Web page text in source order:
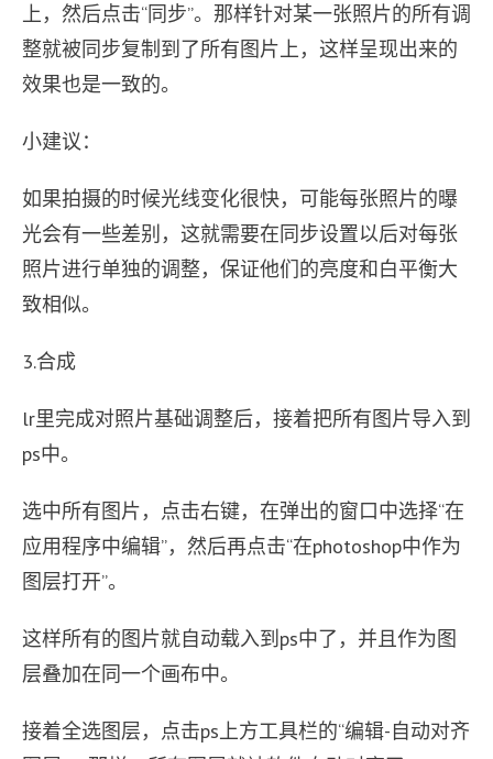
上，然后点击“同步”。那样针对某一张照片的所有调
整就被同步复制到了所有图片上，这样呈现出来的
效果也是一致的。
小建议：
如果拍摄的时候光线变化很快，可能每张照片的曝
光会有一些差别，这就需要在同步设置以后对每张
照片进行单独的调整，保证他们的亮度和白平衡大
致相似。
3.合成
lr里完成对照片基础调整后，接着把所有图片导入到
ps中。
选中所有图片，点击右键，在弹出的窗口中选择“在
应用程序中编辑”，然后再点击“在photoshop中作为
图层打开”。
这样所有的图片就自动载入到ps中了，并且作为图
层叠加在同一个画布中。
接着全选图层，点击ps上方工具栏的“编辑-自动对齐